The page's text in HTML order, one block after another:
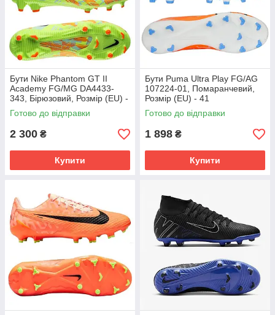
Бути Nike Phantom GT II
Academy FG/MG DA4433-
343, Бірюзовий, Розмір (EU) -
45.5
Готово до відправки
2 300 ₴
Купити
Бути Puma Ultra Play FG/AG
107224-01, Помаранчевий,
Розмір (EU) - 41
Готово до відправки
1 898 ₴
Купити